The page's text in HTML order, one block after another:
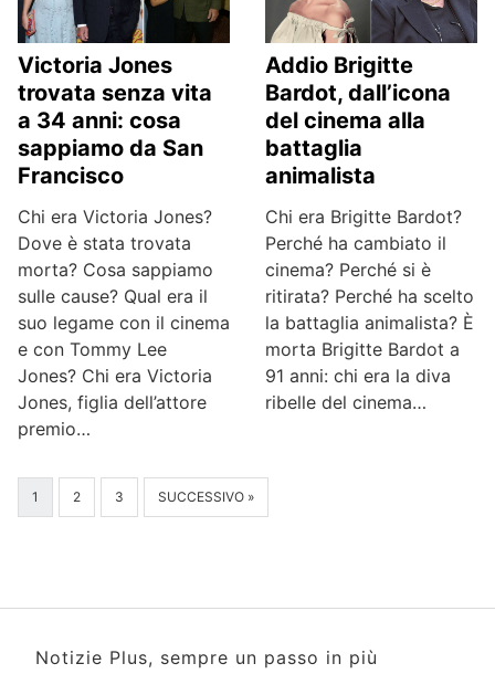
Victoria Jones
trovata senza vita
a 34 anni: cosa
sappiamo da San
Francisco
Chi era Victoria Jones?
Dove è stata trovata
morta? Cosa sappiamo
sulle cause? Qual era il
suo legame con il cinema
e con Tommy Lee
Jones? Chi era Victoria
Jones, figlia dell’attore
premio…
Addio Brigitte
Bardot, dall’icona
del cinema alla
battaglia
animalista
Chi era Brigitte Bardot?
Perché ha cambiato il
cinema? Perché si è
ritirata? Perché ha scelto
la battaglia animalista? È
morta Brigitte Bardot a
91 anni: chi era la diva
ribelle del cinema…
1 2 3 SUCCESSIVO »
Notizie Plus, sempre un passo in più